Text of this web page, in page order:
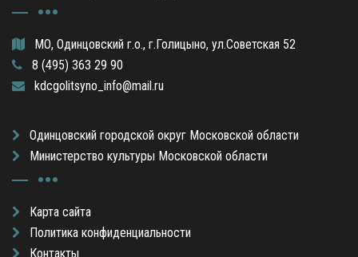
МО, Одинцовский г.о., г.Голицыно, ул.Советская 52
8 (495) 363 29 90
kdcgolitsyno_info@mail.ru
Одинцовский городской округ Московской области
Министерство культуры Московской области
Карта сайта
Политика конфиденциальности
Контакты